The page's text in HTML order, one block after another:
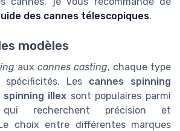
des cannes télescopiques.
modèles
aux cannes casting, chaque type
Les cannes spinning
spinning illex sont populaires parmi
recherchent précision et
choix entre différentes marques